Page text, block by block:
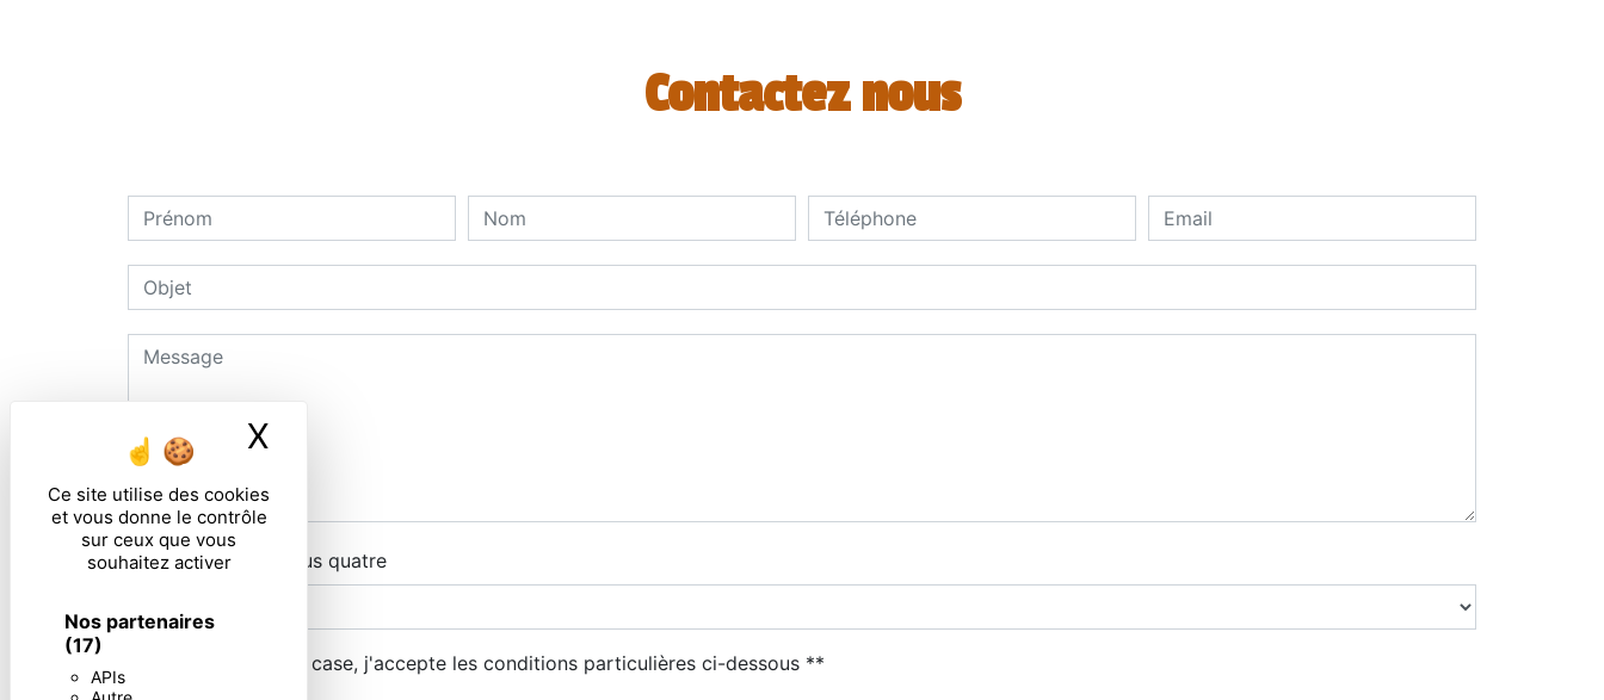
Ce site utilise des cookies
et vous donne le contrôle
sur ceux que vous
souhaitez activer
Nos partenaires
(17)
APIs
X
Contactez nous
Combien font un plus quatre
En cochant cette case, j'accepte les conditions particulières ci-dessous **